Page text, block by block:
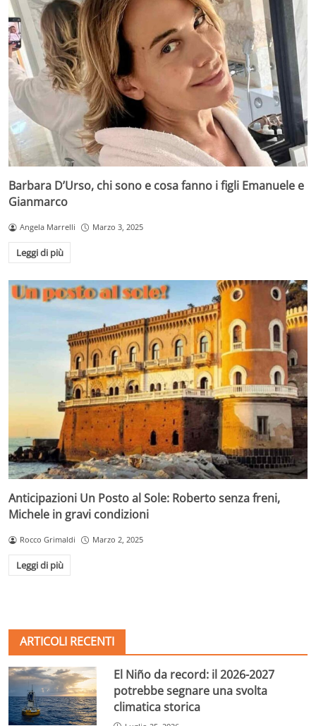
Barbara D’Urso, chi sono e cosa fanno i figli Emanuele e
Gianmarco
Angela Marrelli Marzo 3, 2025
Leggi di più
Anticipazioni Un Posto al Sole: Roberto senza freni,
Michele in gravi condizioni
Rocco Grimaldi Marzo 2, 2025
Leggi di più
ARTICOLI RECENTI
El Niño da record: il 2026-2027
potrebbe segnare una svolta
climatica storica